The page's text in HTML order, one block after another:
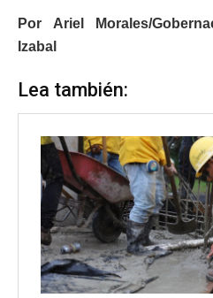
Por Ariel Morales/
Izabal
Lea también: